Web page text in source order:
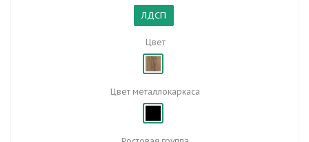
ЛДСП
Цвет
Цвет металлокаркаса